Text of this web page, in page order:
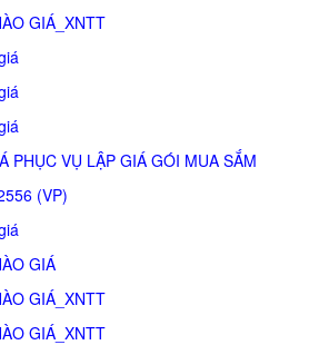
GIÁ_XNTT
PHỤC VỤ LẬP GIÁ GÓI MUA SẮM
(VP)
GIÁ
GIÁ_XNTT
GIÁ_XNTT